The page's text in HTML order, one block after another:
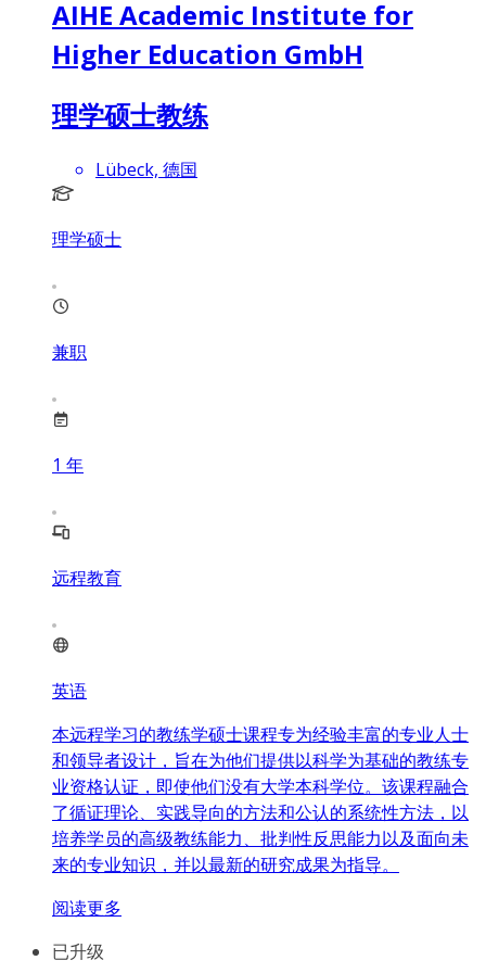
AIHE Academic Institute for
Higher Education GmbH
理学硕士教练
Lübeck, 德国
理学硕士
兼职
1 年
远程教育
英语
本远程学习的教练学硕士课程专为经验丰富的专业人士
和领导者设计，旨在为他们提供以科学为基础的教练专
业资格认证，即使他们没有大学本科学位。该课程融合
了循证理论、实践导向的方法和公认的系统性方法，以
培养学员的高级教练能力、批判性反思能力以及面向未
来的专业知识，并以最新的研究成果为指导。
阅读更多
已升级